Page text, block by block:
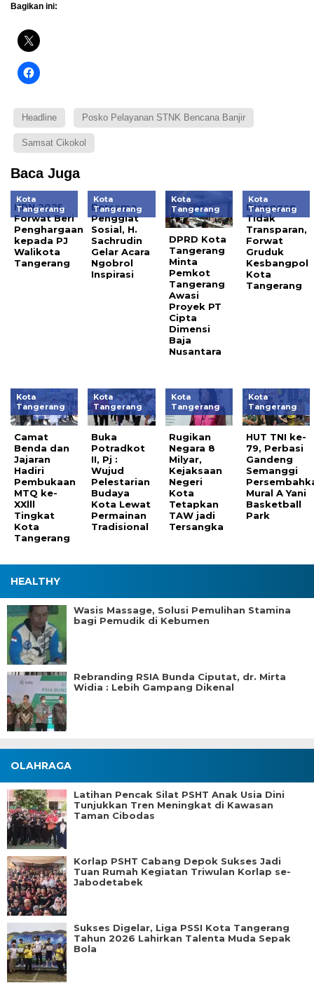
Bagikan ini:
Headline Posko Pelayanan STNK Bencana Banjir
Samsat Cikokol
Baca Juga
Kota
Tangerang
HPN 2025,
Forwat Beri
Penghargaan
kepada PJ
Walikota
Tangerang
Kota
Tangerang
Bersama
Penggiat
Sosial, H.
Sachrudin
Gelar Acara
Ngobrol
Inspirasi
Kota
Tangerang
DPRD Kota
Tangerang
Minta
Pemkot
Tangerang
Awasi
Proyek PT
Cipta
Dimensi
Baja
Nusantara
Kota
Tangerang
Dianggap
Tidak
Transparan,
Forwat
Gruduk
Kesbangpol
Kota
Tangerang
Kota
Tangerang
Camat
Benda dan
Jajaran
Hadiri
Pembukaan
MTQ ke-
XXlll
Tingkat
Kota
Tangerang
Kota
Tangerang
Buka
Potradkot
II, Pj :
Wujud
Pelestarian
Budaya
Kota Lewat
Permainan
Tradisional
Kota
Tangerang
Rugikan
Negara 8
Milyar,
Kejaksaan
Negeri
Kota
Tetapkan
TAW jadi
Tersangka
Kota
Tangerang
HUT TNI ke-
79, Perbasi
Gandeng
Semanggi
Mural A Yani
Basketball
Park
HEALTHY
Wasis Massage, Solusi Pemulihan Stamina
bagi Pemudik di Kebumen
Rebranding RSIA Bunda Ciputat, dr. Mirta
Widia : Lebih Gampang Dikenal
OLAHRAGA
Latihan Pencak Silat PSHT Anak Usia Dini
Tunjukkan Tren Meningkat di Kawasan
Taman Cibodas
Korlap PSHT Cabang Depok Sukses Jadi
Tuan Rumah Kegiatan Triwulan Korlap se-
Jabodetabek
Sukses Digelar, Liga PSSI Kota Tangerang
Tahun 2026 Lahirkan Talenta Muda Sepak
Bola